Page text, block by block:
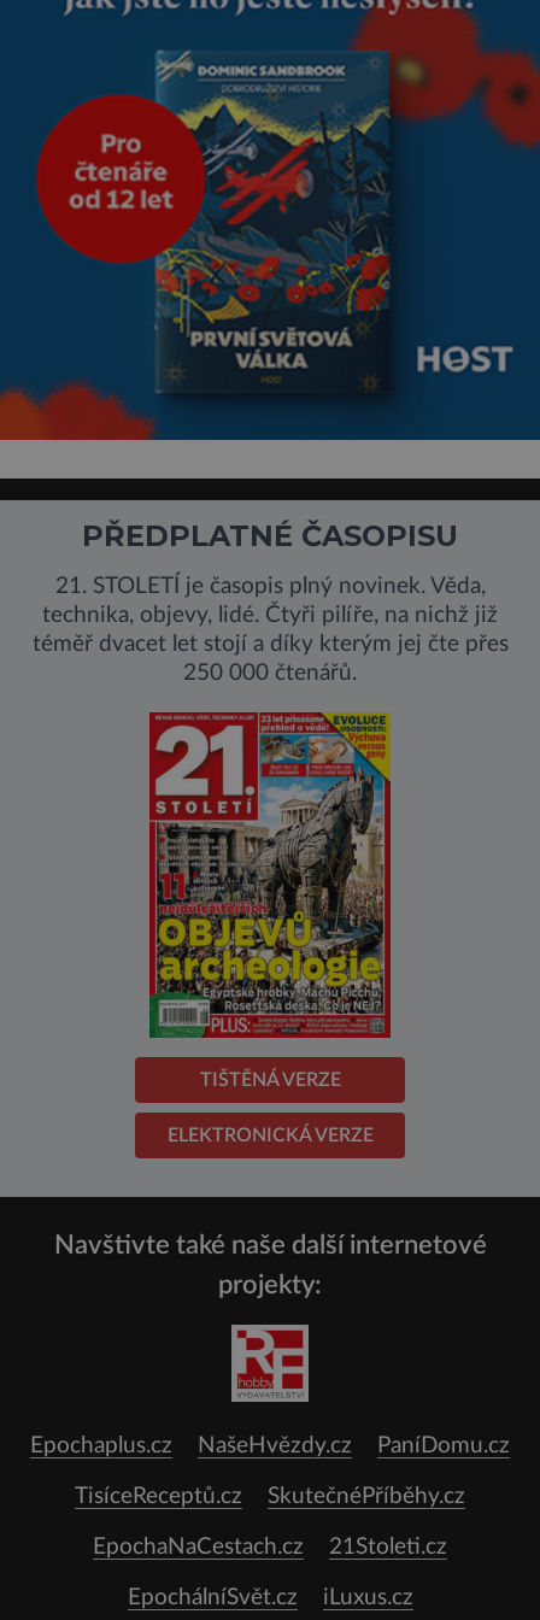
klidně a útulně. Předškolní věk
PŘEDPLATNÉ ČASOPISU
21. STOLETÍ je časopis plný novinek. Věda,
technika, objevy, lidé. Čtyři pilíře, na nichž již
téměř dvacet let stojí a díky kterým jej čte přes
250 000 čtenářů.
TIŠTĚNÁ VERZE
ELEKTRONICKÁ VERZE
Navštivte také naše další internetové
projekty:
Epochaplus.cz NašeHvězdy.cz PaníDomu.cz
TisíceReceptů.cz SkutečnéPříběhy.cz
EpochaNaCestach.cz 21Stoleti.cz
EpochálníSvět.cz iLuxus.cz